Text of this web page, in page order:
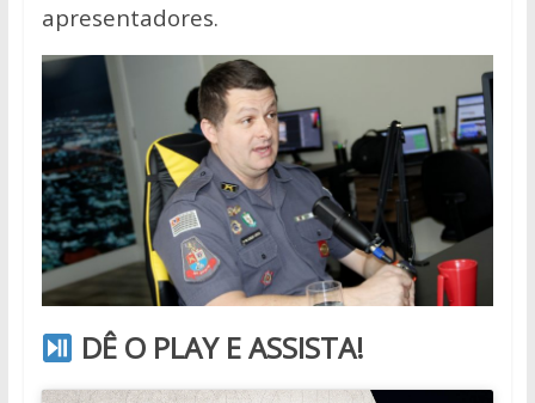
apresentadores.
DÊ O PLAY E ASSISTA!